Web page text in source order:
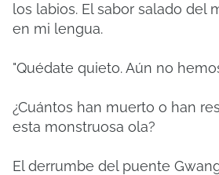
los labios. El sabor salado del
en mi lengua.
"Quédate quieto. Aún no
¿Cuántos han muerto o han
esta monstruosa ola?
El derrumbe del puente